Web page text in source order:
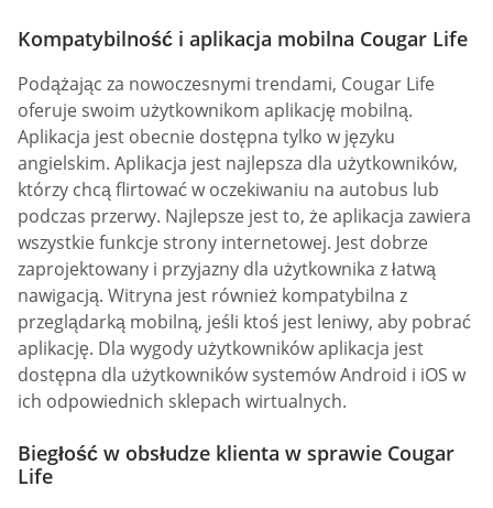
Kompatybilność i aplikacja mobilna Cougar Life
Podążając za nowoczesnymi trendami, Cougar Life
oferuje swoim użytkownikom aplikację mobilną.
Aplikacja jest obecnie dostępna tylko w języku
angielskim. Aplikacja jest najlepsza dla użytkowników,
którzy chcą flirtować w oczekiwaniu na autobus lub
podczas przerwy. Najlepsze jest to, że aplikacja zawiera
wszystkie funkcje strony internetowej. Jest dobrze
zaprojektowany i przyjazny dla użytkownika z łatwą
nawigacją. Witryna jest również kompatybilna z
przeglądarką mobilną, jeśli ktoś jest leniwy, aby pobrać
aplikację. Dla wygody użytkowników aplikacja jest
dostępna dla użytkowników systemów Android i iOS w
ich odpowiednich sklepach wirtualnych.
Biegłość w obsłudze klienta w sprawie Cougar
Life